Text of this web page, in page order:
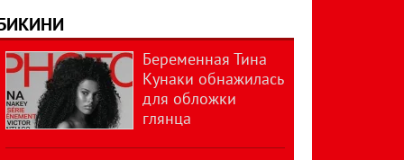
Беременная Тина
Кунаки обнажилась
для обложки
глянца